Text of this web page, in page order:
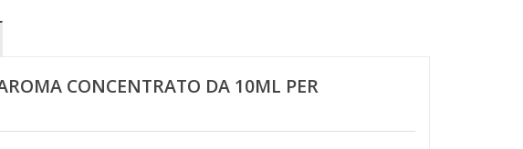
CONCENTRATO DA 10ML PER